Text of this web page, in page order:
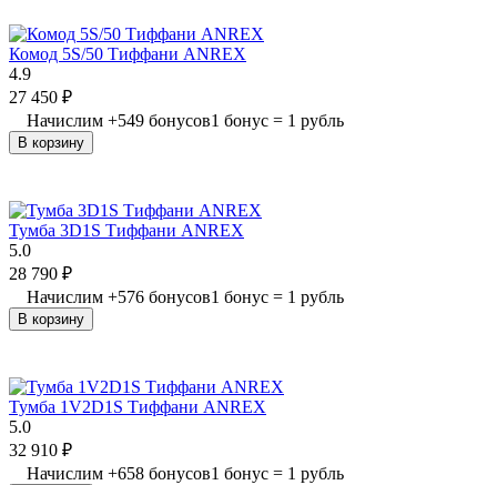
Комод 5S/50 Тиффани ANREX
4.9
27 450 ₽
Начислим +549 бонусов1 бонус = 1 рубль
В корзину
Тумба 3D1S Тиффани ANREX
5.0
28 790 ₽
Начислим +576 бонусов1 бонус = 1 рубль
В корзину
Тумба 1V2D1S Тиффани ANREX
5.0
32 910 ₽
Начислим +658 бонусов1 бонус = 1 рубль